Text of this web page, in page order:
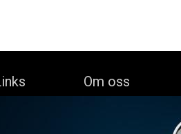
Om oss
oberoende